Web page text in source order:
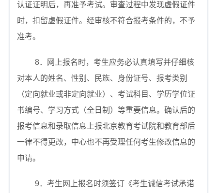
认证证明后，再准予考试。审查过程中发现虚假证件
时，扣留虚假证件。经审核不符合报考条件的，不予
准考。
8．网上报名时，考生应务必认真填写并仔细核
对本人的姓名、性别、民族、身份证号、报考类别
（定向就业或非定向就业）、考试科目、学历学位证
书编号、学习方式（全日制）等重要信息。确认后的
报考信息和录取信息上报北京教育考试院和教育部后
一律不得更改，中心也不再受理任何考生修改信息的
申请。
9．考生网上报名时须签订《考生诚信考试承诺